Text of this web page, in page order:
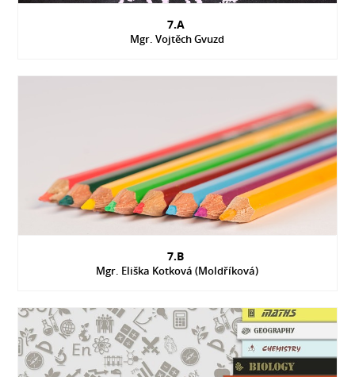
7.A
Mgr. Vojtěch Gvuzd
7.B
Mgr. Eliška Kotková (Moldříková)